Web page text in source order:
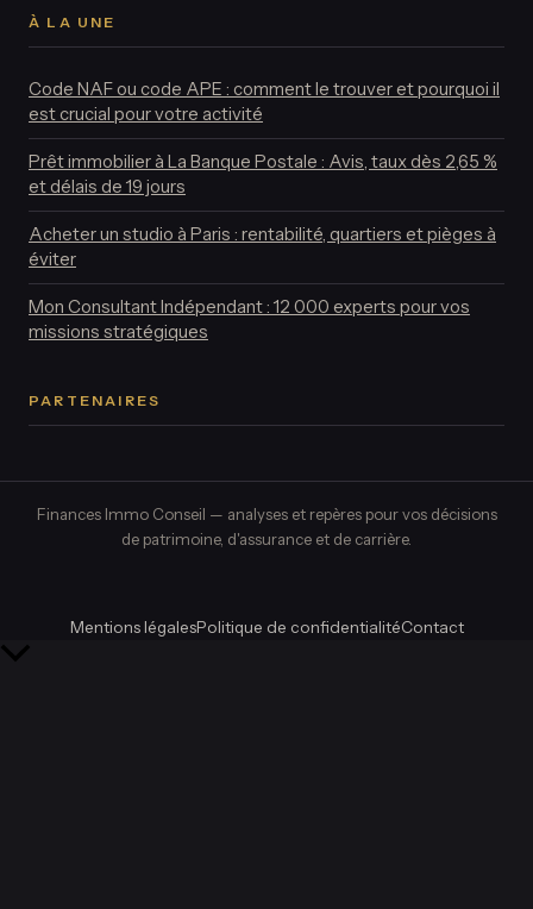
À LA UNE
Code NAF ou code APE : comment le trouver et pourquoi il
est crucial pour votre activité
Prêt immobilier à La Banque Postale : Avis, taux dès 2,65 %
et délais de 19 jours
Acheter un studio à Paris : rentabilité, quartiers et pièges à
éviter
Mon Consultant Indépendant : 12 000 experts pour vos
missions stratégiques
PARTENAIRES
Finances Immo Conseil — analyses et repères pour vos décisions
de patrimoine, d'assurance et de carrière.
Mentions légalesPolitique de confidentialitéContact